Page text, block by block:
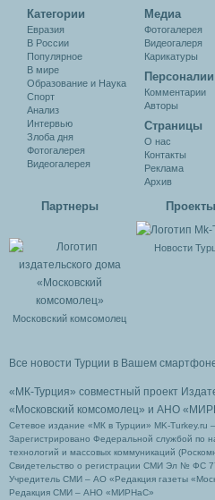
Категории
Евразия
В России
Популярное
В мире
Образование и Наука
Спорт
Анализ
Интервью
Злоба дня
Фотогалерея
Видеогалерея
Медиа
Фотогалерея
Видеогалеря
Карикатуры
Персоналии
Комментарии
Авторы
Cтраницы
О нас
Контакты
Реклама
Архив
Партнеры
Московский комсомолец
Проекты
Новости
Все новости Турции в Вашем
«МК-Турция» совместный проект
«Московский комсомолец» и АНО
Сетевое издание «МК в Турции» MK-Turkey.ru
Зарегистрировано Федеральной службой по
технологий и массовых коммуникаций
Свидетельство о регистрации СМИ Эл № ФС
Учредитель СМИ – АО «Редакция газеты
Редакция СМИ – АНО «МИРНаС»